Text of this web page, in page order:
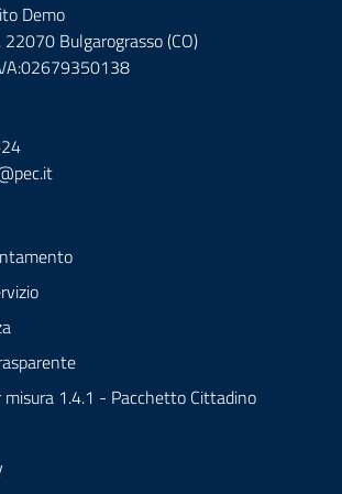
Demo
Bulgarograsso (CO)
misura 1.4.1 - Pacchetto Cittadino